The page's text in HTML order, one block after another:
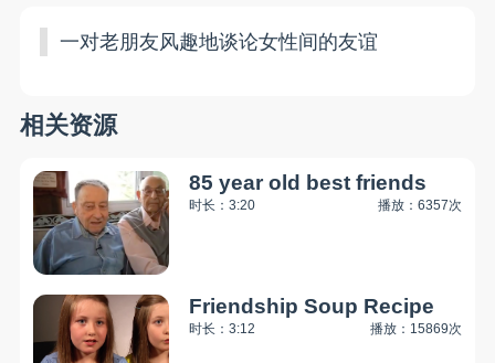
一对老朋友风趣地谈论女性间的友谊
相关资源
85 year old best friends
时长：3:20 播放：6357次
Friendship Soup Recipe
时长：3:12 播放：15869次